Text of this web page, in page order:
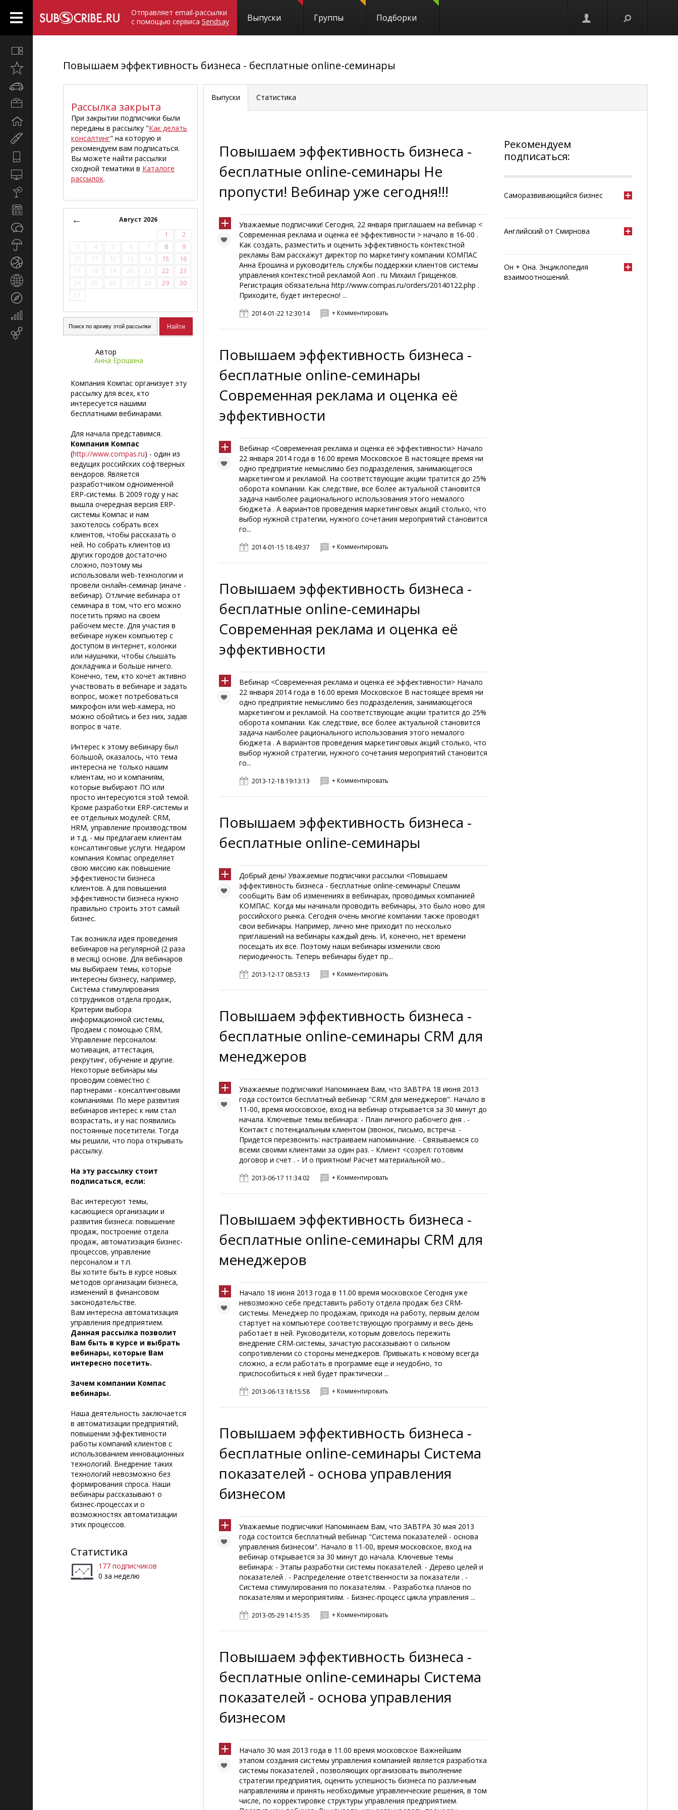
Отправляет email-рассылки
с помощью сервиса Sendsay Выпуски Группы Подборки
Открыто
Автомобили
Компьютеры
Новости
Экономика
финансы
Повышаем эффективность бизнеса - бесплатные online-семинары
Рассылка закрыта
При закрытии подписчики были
переданы в рассылку "Как делать
консалтинг" на которую и
рекомендуем вам подписаться.
Вы можете найти рассылки
сходной тематики в Каталоге
рассылок.
←
Август 2026
1
2
3
4 5 6 7 8
9
10
11 12 13 14 15
16
17
18 19 20 21 22
23
24
25 26 27 28 29
30
31
Автор
Анна Ерошина
Компания Компас организует эту
рассылку для всех, кто
интересуется нашими
бесплатными вебинарами.
Для начала представимся.
Компания Компас
(http://www.compas.ru) - один из
ведущих российских софтверных
вендоров. Является
разработчиком одноименной
ERP-системы. В 2009 году у нас
вышла очередная версия ERP-
системы Компас и нам
захотелось собрать всех
клиентов, чтобы рассказать о
ней. Но собрать клиентов из
других городов достаточно
сложно, поэтому мы
использовали web-технологии и
провели онлайн-семинар (иначе -
вебинар). Отличие вебинара от
семинара в том, что его можно
посетить прямо на своем
рабочем месте. Для участия в
вебинаре нужен компьютер с
доступом в интернет, колонки
или наушники, чтобы слышать
докладчика и больше ничего.
Конечно, тем, кто хочет активно
участвовать в вебинаре и задать
вопрос, может потребоваться
микрофон или web-камера, но
можно обойтись и без них, задав
вопрос в чате.
Интерес к этому вебинару был
большой, оказалось, что тема
интересна не только нашим
клиентам, но и компаниям,
которые выбирают ПО или
просто интересуются этой темой.
Кроме разработки ERP-системы и
ее отдельных модулей: CRM,
HRM, управление производством
и т.д. - мы предлагаем клиентам
консалтинговые услуги. Недаром
компания Компас определяет
свою миссию как повышение
эффективности бизнеса
клиентов. А для повышения
эффективности бизнеса нужно
правильно строить этот самый
бизнес.
Так возникла идея проведения
вебинаров на регулярной (2 раза
в месяц) основе. Для вебинаров
мы выбираем темы, которые
интересны бизнесу, например,
Система стимулирования
сотрудников отдела продаж,
Критерии выбора
информационной системы,
Продаем с помощью CRM,
Управление персоналом:
мотивация, аттестация,
рекрутинг, обучение и другие.
Некоторые вебинары мы
проводим совместно с
партнерами - консалтинговыми
компаниями. По мере развития
вебинаров интерес к ним стал
возрастать, и у нас появились
постоянные посетители. Тогда
мы решили, что пора открывать
рассылку.
На эту рассылку стоит
подписаться, если:
Вас интересуют темы,
касающиеся организации и
развития бизнеса: повышение
продаж, построение отдела
продаж, автоматизация бизнес-
процессов, управление
персоналом и т.п.
Вы хотите быть в курсе новых
методов организации бизнеса,
изменений в финансовом
законодательстве.
Вам интересна автоматизация
управления предприятием.
Данная рассылка позволит
Вам быть в курсе и выбрать
вебинары, которые Вам
интересно посетить.
Зачем компании Компас
вебинары.
Наша деятельность заключается
в автоматизации предприятий,
повышении эффективности
работы компаний клиентов с
использованием инновационных
технологий. Внедрение таких
технологий невозможно без
формирования спроса. Наши
вебинары рассказывают о
бизнес-процессах и о
возможностях автоматизации
этих процессов.
Статистика
177 подписчиков
0 за неделю
Выпуски Статистика
Повышаем эффективность бизнеса -
бесплатные online-семинары Не
пропусти! Вебинар уже сегодня!!!
Уважаемые подписчики! Сегодня, 22 января приглашаем на вебинар <
Современная реклама и оценка её эффективности > начало в 16-00 .
Как создать, разместить и оценить эффективность контекстной
рекламы Вам расскажут директор по маркетингу компании КОМПАС
Анна Ерошина и руководитель службы поддержки клиентов системы
управления контекстной рекламой Aori . ru Михаил Грищенков.
Регистрация обязательна http://www.compas.ru/orders/20140122.php .
Приходите, будет интересно! ...
2014-01-22 12:30:14 + Комментировать
Повышаем эффективность бизнеса -
бесплатные online-семинары
Современная реклама и оценка её
эффективности
Вебинар <Современная реклама и оценка её эффективности> Начало
22 января 2014 года в 16.00 время Московское В настоящее время ни
одно предприятие немыслимо без подразделения, занимающегося
маркетингом и рекламой. На соответствующие акции тратится до 25%
оборота компании. Как следствие, все более актуальной становится
задача наиболее рационального использования этого немалого
бюджета . А вариантов проведения маркетинговых акций столько, что
выбор нужной стратегии, нужного сочетания мероприятий становится
го...
2014-01-15 18:49:37 + Комментировать
Повышаем эффективность бизнеса -
бесплатные online-семинары
Современная реклама и оценка её
эффективности
Вебинар <Современная реклама и оценка её эффективности> Начало
22 января 2014 года в 16.00 время Московское В настоящее время ни
одно предприятие немыслимо без подразделения, занимающегося
маркетингом и рекламой. На соответствующие акции тратится до 25%
оборота компании. Как следствие, все более актуальной становится
задача наиболее рационального использования этого немалого
бюджета . А вариантов проведения маркетинговых акций столько, что
выбор нужной стратегии, нужного сочетания мероприятий становится
го...
2013-12-18 19:13:13 + Комментировать
Повышаем эффективность бизнеса -
бесплатные online-семинары
Добрый день! Уважаемые подписчики рассылки <Повышаем
эффективность бизнеса - бесплатные online-семинары! Спешим
сообщить Вам об изменениях в вебинарах, проводимых компанией
КОМПАС. Когда мы начинали проводить вебинары, это было ново для
российского рынка. Сегодня очень многие компании также проводят
свои вебинары. Например, лично мне приходит по несколько
приглашений на вебинары каждый день. И, конечно, нет времени
посещать их все. Поэтому наши вебинары изменили свою
периодичность. Теперь вебинары будет пр...
2013-12-17 08:53:13 + Комментировать
Повышаем эффективность бизнеса -
бесплатные online-семинары CRM для
менеджеров
Уважаемые подписчики! Напоминаем Вам, что ЗАВТРА 18 июня 2013
года состоится бесплатный вебинар "CRM для менеджеров". Начало в
11-00, время московское, вход на вебинар открывается за 30 минут до
начала. Ключевые темы вебинара: - План личного рабочего дня . -
Контакт с потенциальным клиентом (звонок, письмо, встреча. -
Придется перезвонить: настраиваем напоминание. - Связываемся со
всеми своими клиентами за один раз. - Клиент <созрел: готовим
договор и счет . - И о приятном! Расчет материальной мо...
2013-06-17 11:34:02 + Комментировать
Повышаем эффективность бизнеса -
бесплатные online-семинары CRM для
менеджеров
Начало 18 июня 2013 года в 11.00 время московское Сегодня уже
невозможно себе представить работу отдела продаж без CRM-
системы. Менеджер по продажам, приходя на работу, первым делом
стартует на компьютере соответствующую программу и весь день
работает в ней. Руководители, которым довелось пережить
внедрение CRM-системы, зачастую рассказывают о сильном
сопротивлении со стороны менеджеров. Привыкать к новому всегда
сложно, а если работать в программе еще и неудобно, то
приспособиться к ней будет практически ...
2013-06-13 18:15:58 + Комментировать
Повышаем эффективность бизнеса -
бесплатные online-семинары Система
показателей - основа управления
бизнесом
Уважаемые подписчики! Напоминаем Вам, что ЗАВТРА 30 мая 2013
года состоится бесплатный вебинар "Система показателей - основа
управления бизнесом". Начало в 11-00, время московское, вход на
вебинар открывается за 30 минут до начала. Ключевые темы
вебинара: - Этапы разработки системы показателей. - Дерево целей и
показателей . - Распределение ответственности за показатели . -
Система стимулирования по показателям. - Разработка планов по
показателям и мероприятиям. - Бизнес-процесс цикла управления ...
2013-05-29 14:15:35 + Комментировать
Повышаем эффективность бизнеса -
бесплатные online-семинары Система
показателей - основа управления
бизнесом
Начало 30 мая 2013 года в 11.00 время московское Важнейшим
этапом создания системы управления компанией является разработка
системы показателей , позволяющих организовать выполнение
стратегии предприятия, оценить успешность бизнеса по различным
направлениям и принять необходимые управленческие решения, в том
числе, по корректировке структуры управления предприятием.
Рекомендуем
подписаться:
Саморазвивающийся бизнес
Английский от Смирнова
Он + Она. Энциклопедия
взаимоотношений.